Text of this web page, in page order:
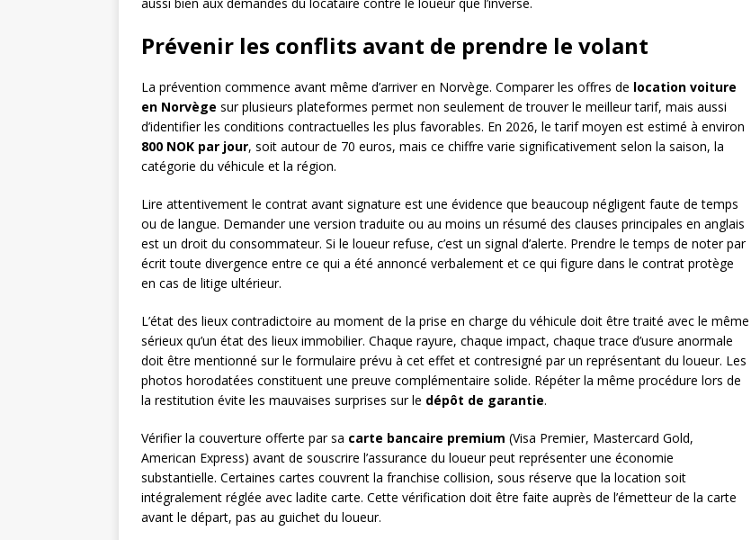
Prévenir les conflits avant de prendre le volant
La prévention commence avant même d’arriver en Norvège. Comparer les offres de location voiture
en Norvège sur plusieurs plateformes permet non seulement de trouver le meilleur tarif, mais aussi
d’identifier les conditions contractuelles les plus favorables. En 2026, le tarif moyen est estimé à environ
800 NOK par jour, soit autour de 70 euros, mais ce chiffre varie significativement selon la saison, la
catégorie du véhicule et la région.
Lire attentivement le contrat avant signature est une évidence que beaucoup négligent faute de temps
ou de langue. Demander une version traduite ou au moins un résumé des clauses principales en anglais
est un droit du consommateur. Si le loueur refuse, c’est un signal d’alerte. Prendre le temps de noter par
écrit toute divergence entre ce qui a été annoncé verbalement et ce qui figure dans le contrat protège
en cas de litige ultérieur.
L’état des lieux contradictoire au moment de la prise en charge du véhicule doit être traité avec le même
sérieux qu’un état des lieux immobilier. Chaque rayure, chaque impact, chaque trace d’usure anormale
doit être mentionné sur le formulaire prévu à cet effet et contresigné par un représentant du loueur. Les
photos horodatées constituent une preuve complémentaire solide. Répéter la même procédure lors de
la restitution évite les mauvaises surprises sur le dépôt de garantie.
Vérifier la couverture offerte par sa carte bancaire premium (Visa Premier, Mastercard Gold,
American Express) avant de souscrire l’assurance du loueur peut représenter une économie
substantielle. Certaines cartes couvrent la franchise collision, sous réserve que la location soit
intégralement réglée avec ladite carte. Cette vérification doit être faite auprès de l’émetteur de la carte
avant le départ, pas au guichet du loueur.